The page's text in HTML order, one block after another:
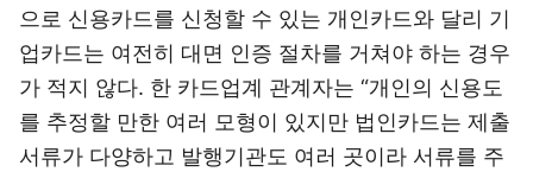
으로 신용카드를 신청할 수 있는 개인카드와 달리 기
업카드는 여전히 대면 인증 절차를 거쳐야 하는 경우
가 적지 않다. 한 카드업계 관계자는 “개인의 신용도
를 추정할 만한 여러 모형이 있지만 법인카드는 제출
서류가 다양하고 발행기관도 여러 곳이라 서류를 주